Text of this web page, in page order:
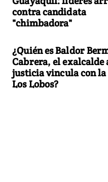
contra candidata
"chimbadora"
¿Quién es Baldor
Cabrera, el exalcalde
justicia vincula con la
Los Lobos?